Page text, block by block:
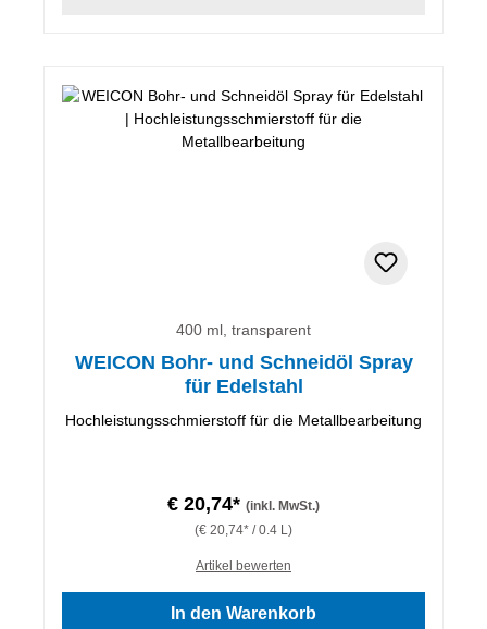
400 ml, transparent
WEICON Bohr- und Schneidöl Spray
für Edelstahl
Hochleistungsschmierstoff für die Metallbearbeitung
€ 20,74* (inkl. MwSt.)
(€ 20,74* / 0.4 L)
Artikel bewerten
In den Warenkorb